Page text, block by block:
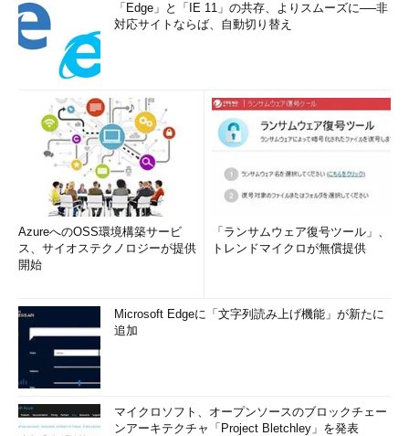
「Edge」と「IE 11」の共存、よりスムーズに──非
対応サイトならば、自動切り替え
AzureへのOSS環境構築サービ
ス、サイオステクノロジーが提供
開始
「ランサムウェア復号ツール」、
トレンドマイクロが無償提供
Microsoft Edgeに「文字列読み上げ機能」が新たに
追加
マイクロソフト、オープンソースのブロックチェー
ンアーキテクチャ「Project Bletchley」を発表